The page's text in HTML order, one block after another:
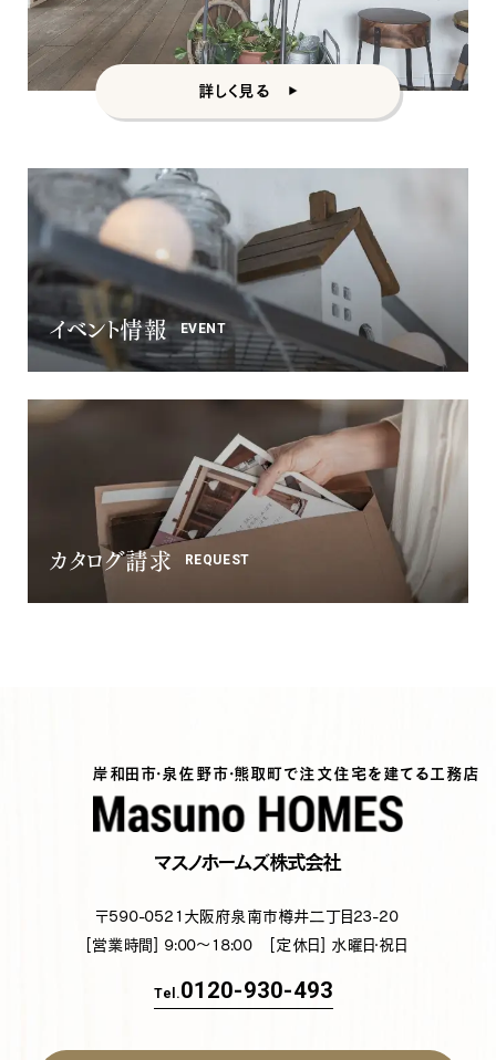
詳しく見る
イベント情報 EVENT
カタログ請求 REQUEST
岸和田市・泉佐野市・熊取町で注文住宅を建てる工務店
マスノホームズ株式会社
〒590-0521 大阪府泉南市樽井二丁目23-20
[営業時間] 9:00～18:00 [定休日] 水曜日・祝日
Tel.0120-930-493